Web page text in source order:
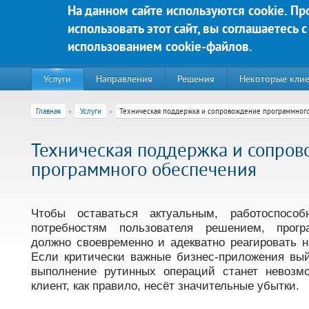
На данном сайте используются cookie.
использовать этот сайт, вы соглашаетесь с
использованием cookie-файлов.
Перейти к основному содержанию
220020, г. Минск, пр-т Победителей д. 89, корп. 3, этаж 5,
Контакты:
Техническая поддержка:
Яркие решения для Вашего
Услуги Направления Решения Некоторые
Главная Услуги Техническая поддержка и сопровождение
Техническая поддержка и
программного обеспечения
Чтобы оставаться актуальным,
потребностям пользователя решением,
должно своевременно и адекватно реагировать
Если критически важные бизнес-приложения
выполнение рутинных операций станет
клиент, как правило, несёт значительные убытки.